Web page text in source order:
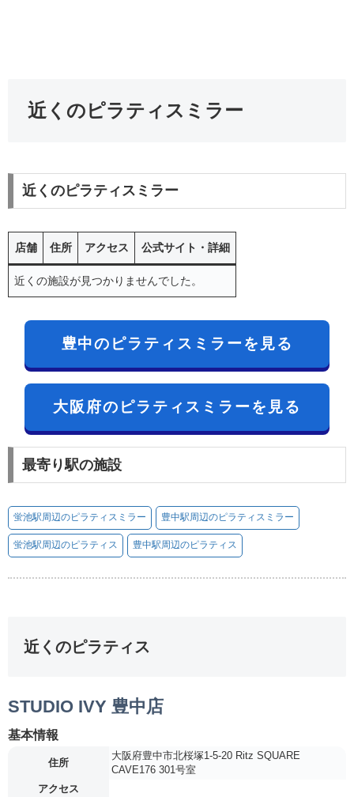
近くのピラティスミラー
近くのピラティスミラー
店舗 住所 アクセス 公式サイト・詳細
近くの施設が見つかりませんでした。
豊中のピラティスミラーを見る
大阪府のピラティスミラーを見る
最寄り駅の施設
蛍池駅周辺のピラティスミラー 豊中駅周辺のピラティスミラー
蛍池駅周辺のピラティス 豊中駅周辺のピラティス
近くのピラティス
STUDIO IVY 豊中店
基本情報
住所
大阪府豊中市北桜塚1-5-20 Ritz SQUARE
CAVE176 301号室
アクセス